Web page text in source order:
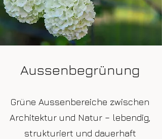
Aussenbegrünung
Grüne Aussenbereiche zwischen
Architektur und Natur – lebendig,
strukturiert und dauerhaft